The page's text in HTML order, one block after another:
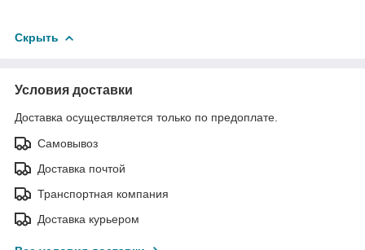
Скрыть
Условия доставки
Доставка осуществляется только по предоплате.
Самовывоз
Доставка почтой
Транспортная компания
Доставка курьером